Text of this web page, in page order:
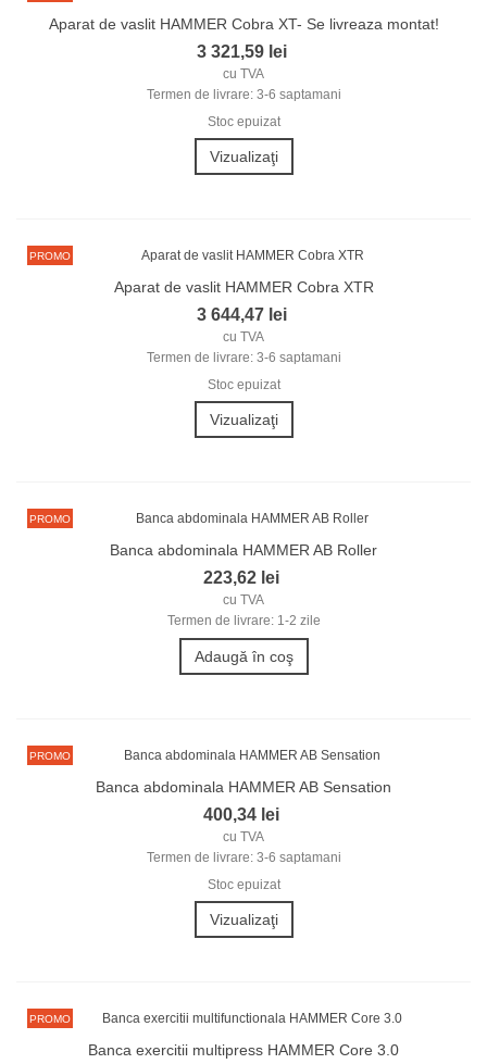
Aparat de vaslit HAMMER Cobra XT- Se livreaza montat!
3 321,59 lei
cu TVA
Termen de livrare: 3-6 saptamani
Stoc epuizat
Vizualizaţi
PROMO
Aparat de vaslit HAMMER Cobra XTR
3 644,47 lei
cu TVA
Termen de livrare: 3-6 saptamani
Stoc epuizat
Vizualizaţi
PROMO
Banca abdominala HAMMER AB Roller
223,62 lei
cu TVA
Termen de livrare: 1-2 zile
Adaugă în coş
PROMO
Banca abdominala HAMMER AB Sensation
400,34 lei
cu TVA
Termen de livrare: 3-6 saptamani
Stoc epuizat
Vizualizaţi
PROMO
Banca exercitii multipress HAMMER Core 3.0